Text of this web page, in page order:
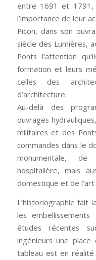
entre 1691 et 1791,
l’importance de leur
Picon, dans son
siècle des Lumières,
Ponts l’attention
formation et leurs
celles des
d’architecture.
Au-delà des
ouvrages
militaires et des
commandes dans le
monumentale, de
hospitalière, mais
domestique et de l’art
L’historiographie fait
les
études récentes
ingénieurs une
tableau est en réalité